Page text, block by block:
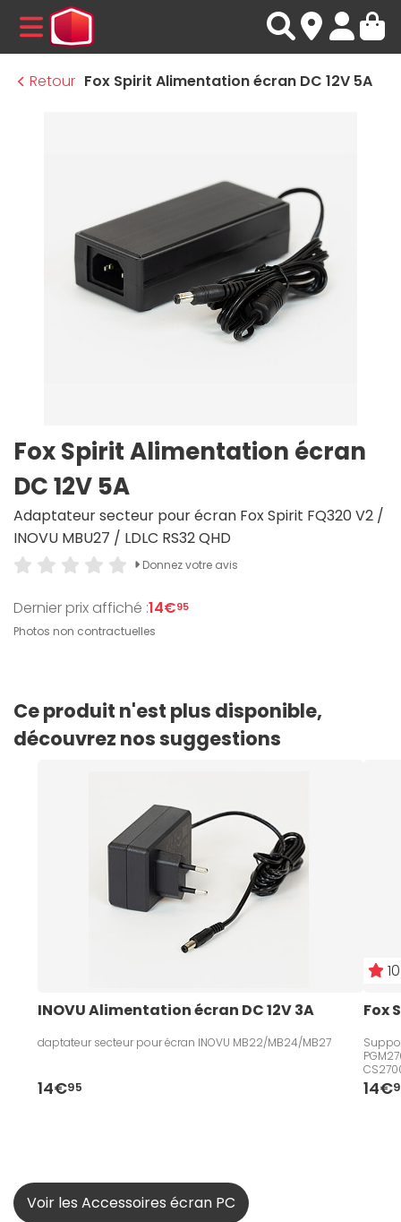
MENU
Retour Fox Spirit Alimentation écran DC 12V 5A
Fox Spirit Alimentation écran
DC 12V 5A
Adaptateur secteur pour écran Fox Spirit FQ320 V2 /
INOVU MBU27 / LDLC RS32 QHD
Donnez votre avis
Dernier prix affiché :14€95
Photos non contractuelles
Ce produit n'est plus disponible,
découvrez nos suggestions
INOVU Alimentation écran DC 12V 3A
daptateur secteur pour écran INOVU MB22/MB24/MB27
14€95
Fox
14€
Voir les Accessoires écran PC